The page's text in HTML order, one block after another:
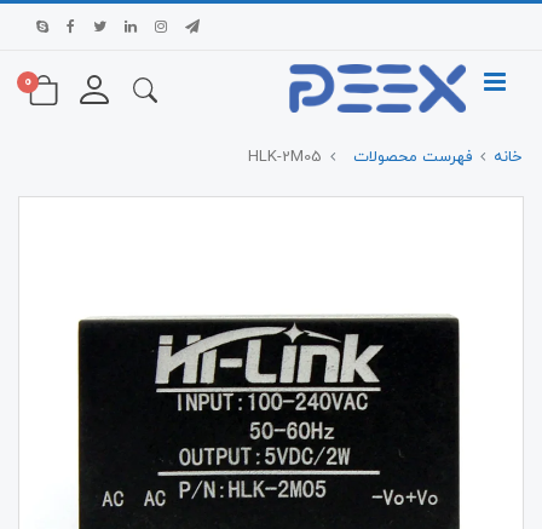
0
خانه فهرست محصولات HLK-2M05